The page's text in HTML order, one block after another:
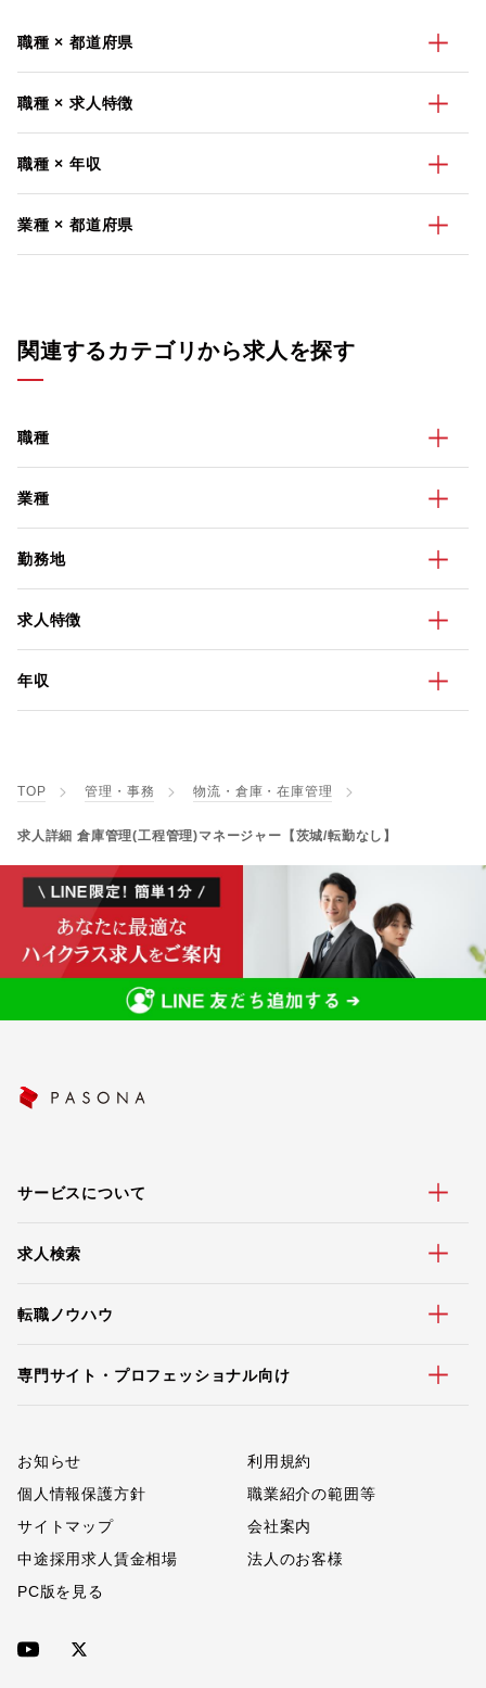
職種 × 都道府県
職種 × 求人特徴
職種 × 年収
業種 × 都道府県
関連するカテゴリから求人を探す
職種
業種
勤務地
求人特徴
年収
TOP 管理・事務 物流・倉庫・在庫管理
求人詳細 倉庫管理(工程管理)マネージャー【茨城/転勤なし】
サービスについて
求人検索
転職ノウハウ
専門サイト・プロフェッショナル向け
お知らせ
利用規約
個人情報保護方針
職業紹介の範囲等
サイトマップ
会社案内
中途採用求人賃金相場
法人のお客様
PC版を見る